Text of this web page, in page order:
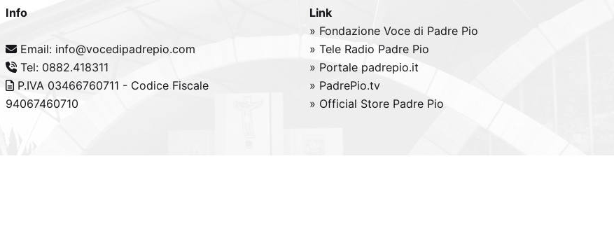
Info
Email: info@vocedipadrepio.com
Tel: 0882.418311
P.IVA 03466760711 - Codice Fiscale
94067460710
Link
» Fondazione Voce di Padre Pio
» Tele Radio Padre Pio
» Portale padrepio.it
» PadrePio.tv
» Official Store Padre Pio